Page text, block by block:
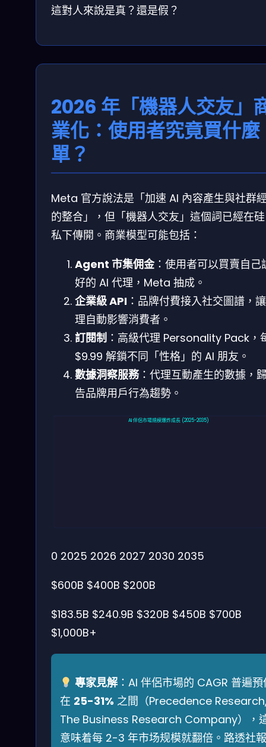
這對人來說是真？還是假？
2026 年「機器人交友」
業化：使用者究竟買什麼
單？
Meta 官方說法是「加速 AI 內容產生與社群
的整合」，但「機器人交友」這個詞已經在
私下傳開。商業模型可能包括：
Agent 市集佣金：使用者可以買賣自己
好的 AI 代理，Meta 抽成。
企業級 API ：品牌付費接入社交圖譜，
理自動影響消費者。
訂閱制 ：高級代理 Personality Pack，
$9.99 解鎖不同「性格」的 AI 朋友。
數據洞察服務：代理互動產生的數據，
告品牌用戶行為趨勢。
AI 伴侶市場規模爆炸成長 (2025-2035)
0 2025 2026 2027 2030 2035
$600B $400B $200B
$183.5B $240.9B $320B $450B $700B
$1,000B+
專家見解：AI 伴侶市場的 CAGR 普遍預
在 25-31% 之間（Precedence
The Business Research Company），
意味着每 2-3 年市场规模就翻倍。路透社